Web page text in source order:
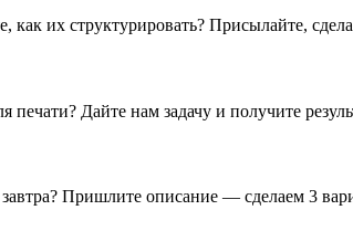
как их структурировать? Присылайте,
печати? Дайте нам задачу и получите
Пришлите описание — сделаем 3